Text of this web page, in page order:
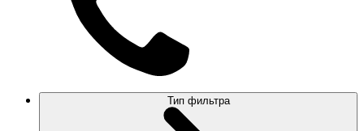
Тип фильтра